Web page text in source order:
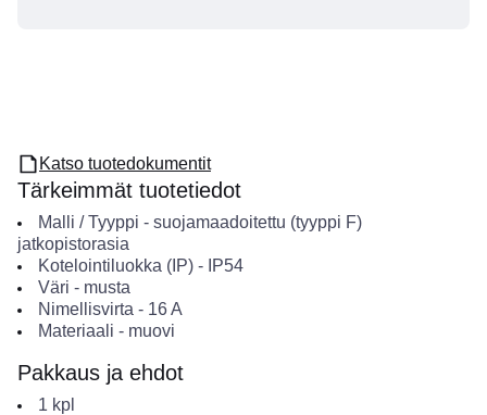
Katso tuotedokumentit
Tärkeimmät tuotetiedot
Malli / Tyyppi - suojamaadoitettu (tyyppi F)
jatkopistorasia
Kotelointiluokka (IP)- IP54
Väri - musta
Nimellisvirta - 16A
Materiaali - muovi
Pakkaus ja ehdot
1 kpl